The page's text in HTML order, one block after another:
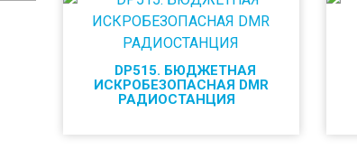
DP515. БЮДЖЕТНАЯ
ИСКРОБЕЗОПАСНАЯ DMR
РАДИОСТАНЦИЯ